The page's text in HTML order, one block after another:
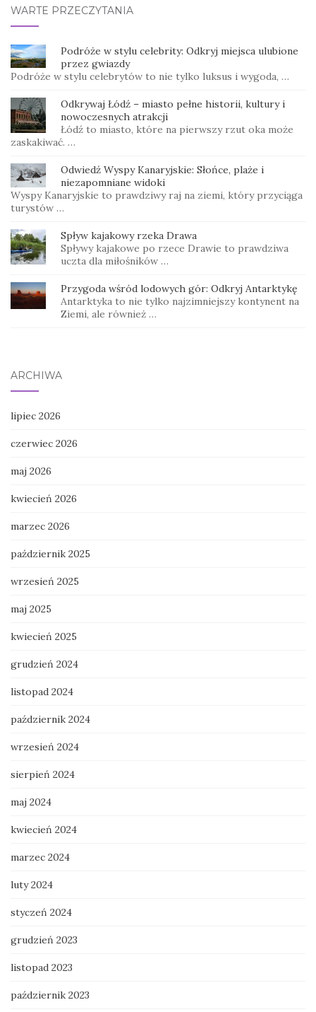
WARTE PRZECZYTANIA
Podróże w stylu celebrity: Odkryj miejsca ulubione
przez gwiazdy
Podróże w stylu celebrytów to nie tylko luksus i wygoda, …
Odkrywaj Łódź – miasto pełne historii, kultury i
nowoczesnych atrakcji
Łódź to miasto, które na pierwszy rzut oka może
zaskakiwać. …
Odwiedź Wyspy Kanaryjskie: Słońce, plaże i
niezapomniane widoki
Wyspy Kanaryjskie to prawdziwy raj na ziemi, który przyciąga
turystów …
Spływ kajakowy rzeka Drawa
Spływy kajakowe po rzece Drawie to prawdziwa
uczta dla miłośników …
Przygoda wśród lodowych gór: Odkryj Antarktykę
Antarktyka to nie tylko najzimniejszy kontynent na
Ziemi, ale również …
ARCHIWA
lipiec 2026
czerwiec 2026
maj 2026
kwiecień 2026
marzec 2026
październik 2025
wrzesień 2025
maj 2025
kwiecień 2025
grudzień 2024
listopad 2024
październik 2024
wrzesień 2024
sierpień 2024
maj 2024
kwiecień 2024
marzec 2024
luty 2024
styczeń 2024
grudzień 2023
listopad 2023
październik 2023